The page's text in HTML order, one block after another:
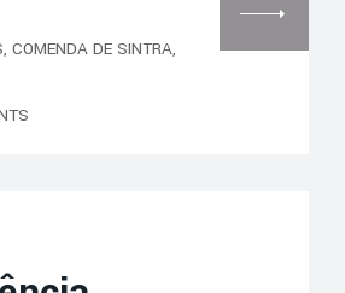
, COMENDA DE SINTRA,